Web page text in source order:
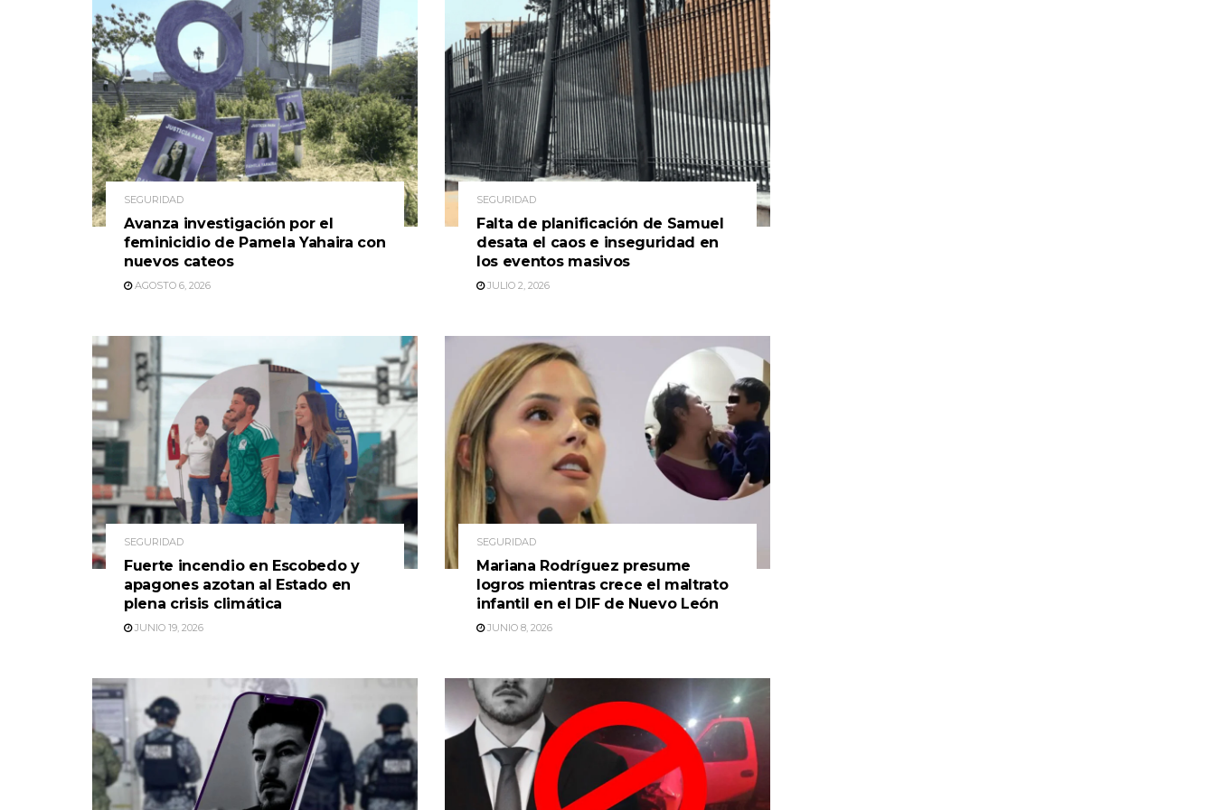
SEGURIDAD
Avanza investigación por el
feminicidio de Pamela Yahaira con
nuevos cateos
AGOSTO 6, 2026
SEGURIDAD
Falta de planificación de Samuel
desata el caos e inseguridad en
los eventos masivos
JULIO 2, 2026
SEGURIDAD
Fuerte incendio en Escobedo y
apagones azotan al Estado en
plena crisis climática
JUNIO 19, 2026
SEGURIDAD
Mariana Rodríguez presume
logros mientras crece el maltrato
infantil en el DIF de Nuevo León
JUNIO 8, 2026